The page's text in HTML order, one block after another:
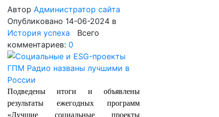
Автор Администратор сайта
Опубликовано 14-06-2024 в
История успеха Всего
комментариев: 0
Подведены итоги и объявлены
результаты ежегодных программ
«Лучшие социальные проекты